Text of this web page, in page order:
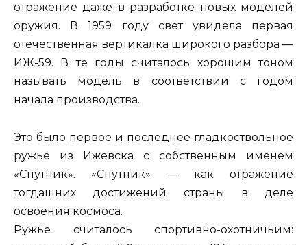
отражение даже в разработке новых моделей
оружия. В 1959 году свет увидела первая
отечественная вертикалка широкого разбора —
ИЖ-59. В те годы считалось хорошим тоном
называть модель в соответствии с годом
начала производства.
Это было первое и последнее гладкоствольное
ружье из Ижевска с собственным именем
«Спутник». «Спутник» — как отражение
тогдашних достижений страны в деле
освоения космоса.
Ружье считалось спортивно-охотничьим: